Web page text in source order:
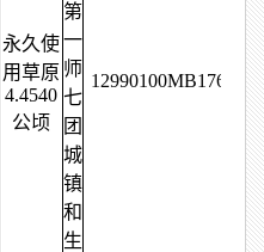
永久使
用草原
4.4540
公顷
第
一
师
七
团
城
镇
和
生